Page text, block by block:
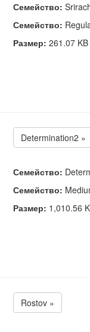
Семейство:
Семейство:
Размер: 261.07 KB
Determination2 »
Семейство:
Семейство:
Размер: 1,010.56
Rostov »